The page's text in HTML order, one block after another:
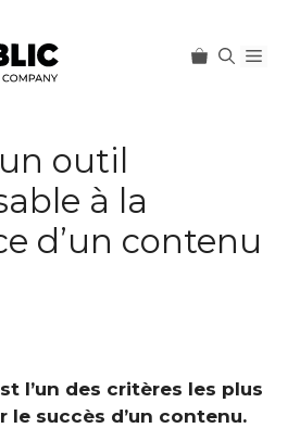
outil
à la
d’un contenu
l’un des critères les plus
succès d’un contenu.